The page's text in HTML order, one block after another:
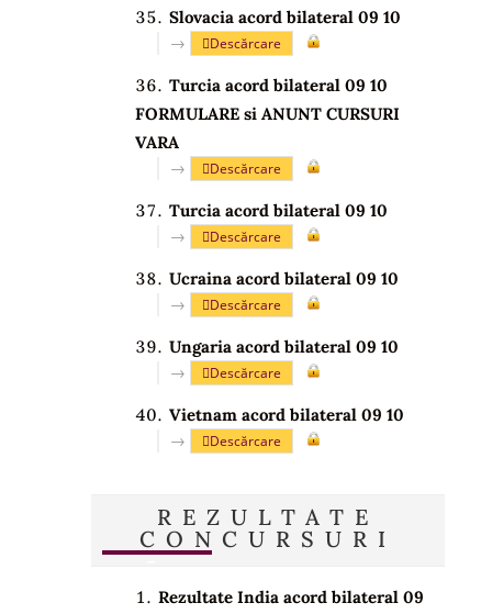
Slovacia acord bilateral 09 10
→ Descărcare
Turcia acord bilateral 09 10
FORMULARE si ANUNT CURSURI
VARA
→ Descărcare
Turcia acord bilateral 09 10
→ Descărcare
Ucraina acord bilateral 09 10
→ Descărcare
Ungaria acord bilateral 09 10
→ Descărcare
Vietnam acord bilateral 09 10
→ Descărcare
REZULTATE
CONCURSURI
Rezultate India acord bilateral 09